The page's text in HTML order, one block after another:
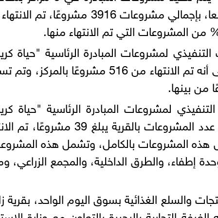
البحيرة، موزعة على 42 قرية و236 تابعا، بإجمالي مشروعات 3916
لمشروعات المبادرة الرئاسية "حياة
بمركز ومدينة أبو المطامير، مشيرة إلى أنه تم الانتهاء من 516 مشروعًا
لمشروعات المبادرة الرئاسية "حياة
بقرية زاوية صقر، موضحة أن إجمالي عدد المشروعات بالقرية يبلغ 39
هذه المشروعات بالكامل، وتشمل هذه
إطفاء، والطرق الداخلية، والمجمع الزراعي،
والسلع الغذائية بسوق اليوم الواحد، بقرية